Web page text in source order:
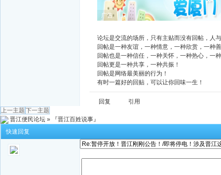
广告
论坛是交流的场所，只有主贴而没有回帖，人
回帖是一种友谊，一种情意，一种欣赏，一种
回帖也是一种信任，一种关怀，一种热心，一
回帖更是一种共享，一种共振！
回帖是网络最美丽的行为！
有时一篇好的回贴，可以让你回味一生！
回复
引用
上一主题 下一主题
晋江便民论坛 »
『晋江百姓说事』
快速回复